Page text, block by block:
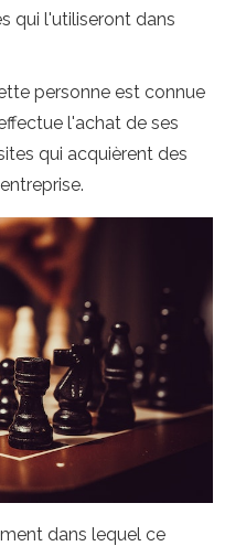
qui l'utiliseront dans
personne est connue
l'achat de ses
qui acquièrent des
dans lequel ce